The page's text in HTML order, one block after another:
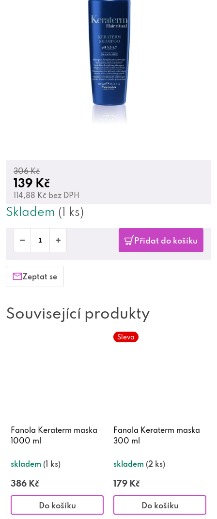
306 Kč
139 Kč
114,88 Kč bez DPH
Skladem (1 ks)
Přidat do košíku
Zeptat se
Související produkty
Fanola Keraterm maska
1000 ml
skladem (1 ks)
386 Kč
Do košíku
Sleva
Fanola Keraterm maska
300 ml
skladem (2 ks)
179 Kč
Do košíku